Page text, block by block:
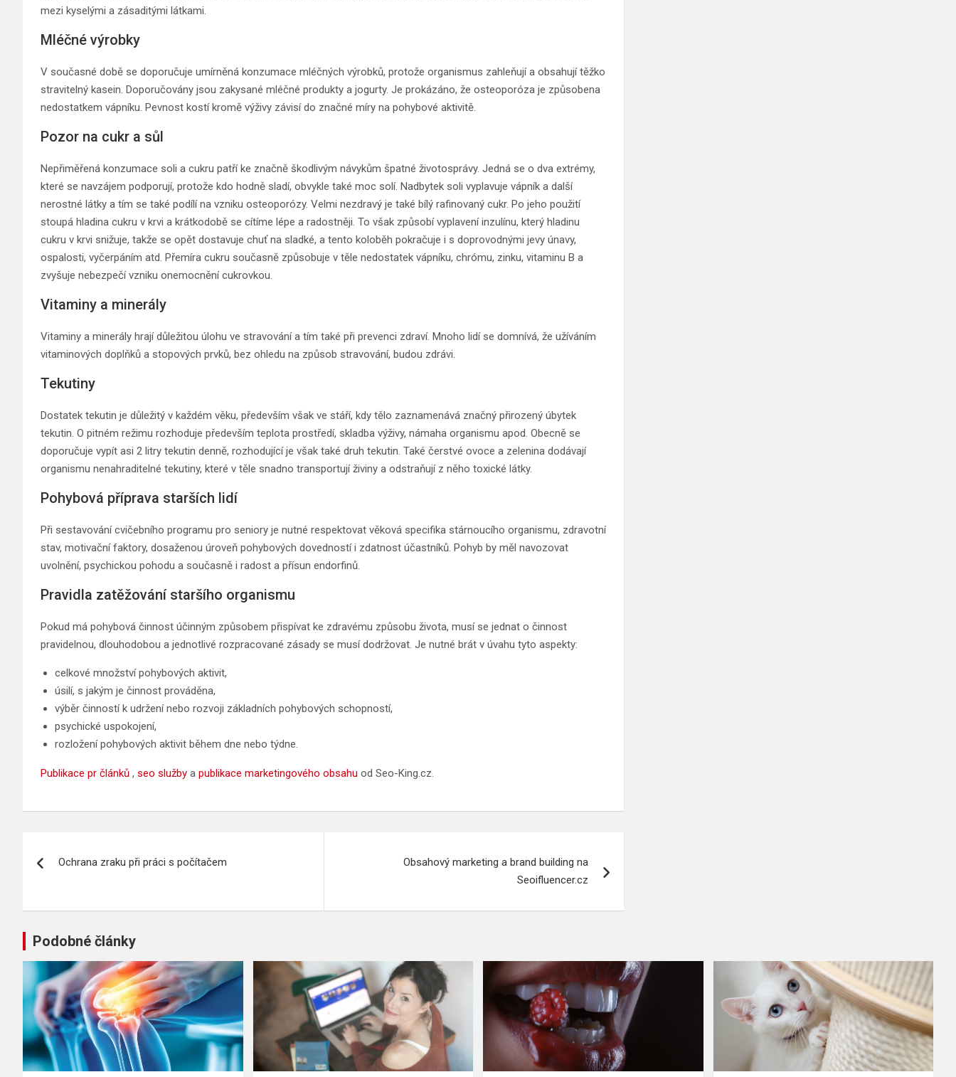
mezi kyselými a zásaditými látkami.
Mléčné výrobky
V současné době se doporučuje umírněná konzumace mléčných výrobků, protože organismus zahleňují a obsahují těžko
stravitelný kasein. Doporučovány jsou zakysané mléčné produkty a jogurty. Je prokázáno, že osteoporóza je způsobena
nedostatkem vápníku. Pevnost kostí kromě výživy závisí do značné míry na pohybové aktivitě.
Pozor na cukr a sůl
Nepřiměřená konzumace soli a cukru patří ke značně škodlivým návykům špatné životosprávy. Jedná se o dva extrémy,
které se navzájem podporují, protože kdo hodně sladí, obvykle také moc solí. Nadbytek soli vyplavuje vápník a další
nerostné látky a tím se také podílí na vzniku osteoporózy. Velmi nezdravý je také bílý rafinovaný cukr. Po jeho použití
stoupá hladina cukru v krvi a krátkodobě se cítíme lépe a radostněji. To však způsobí vyplavení inzulínu, který hladinu
cukru v krvi snižuje, takže se opět dostavuje chuť na sladké, a tento koloběh pokračuje i s doprovodnými jevy únavy,
ospalosti, vyčerpáním atd. Přemíra cukru současně způsobuje v těle nedostatek vápníku, chrómu, zinku, vitaminu B a
zvyšuje nebezpečí vzniku onemocnění cukrovkou.
Vitaminy a minerály
Vitaminy a minerály hrají důležitou úlohu ve stravování a tím také při prevenci zdraví. Mnoho lidí se domnívá, že užíváním
vitaminových doplňků a stopových prvků, bez ohledu na způsob stravování, budou zdrávi.
Tekutiny
Dostatek tekutin je důležitý v každém věku, především však ve stáří, kdy tělo zaznamenává značný přirozený úbytek
tekutin. O pitném režimu rozhoduje především teplota prostředí, skladba výživy, námaha organismu apod. Obecně se
doporučuje vypít asi 2 litry tekutin denně, rozhodující je však také druh tekutin. Také čerstvé ovoce a zelenina dodávají
organismu nenahraditelné tekutiny, které v těle snadno transportují živiny a odstraňují z něho toxické látky.
Pohybová příprava starších lidí
Při sestavování cvičebního programu pro seniory je nutné respektovat věková specifika stárnoucího organismu, zdravotní
stav, motivační faktory, dosaženou úroveň pohybových dovedností i zdatnost účastníků. Pohyb by měl navozovat
uvolnění, psychickou pohodu a současně i radost a přísun endorfinů.
Pravidla zatěžování staršího organismu
Pokud má pohybová činnost účinným způsobem přispívat ke zdravému způsobu života, musí se jednat o činnost
pravidelnou, dlouhodobou a jednotlivé rozpracované zásady se musí dodržovat. Je nutné brát v úvahu tyto aspekty:
celkové množství pohybových aktivit,
úsilí, s jakým je činnost prováděna,
výběr činností k udržení nebo rozvoji základních pohybových schopností,
psychické uspokojení,
rozložení pohybových aktivit během dne nebo týdne.
Publikace pr článků , seo služby a publikace marketingového obsahu od Seo-King.cz.
pro
příspěvek
Ochrana zraku při práci s počítačem
Obsahový marketing a brand building na
Seoifluencer.cz
Podobné články